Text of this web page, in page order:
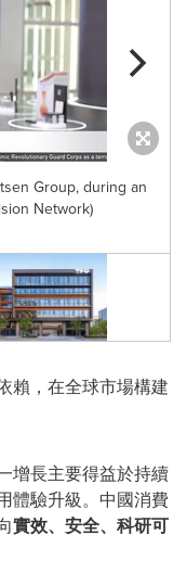
Group, during an
Network)
賴，在全球市場構建
增長主要得益於持續
體驗升級。中國消費
實效、安全、科研可